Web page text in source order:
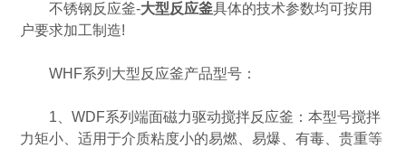
不锈钢反应釜-大型反应釜具体的技术参数均可按用
户要求加工制造!
WHF系列大型反应釜产品型号：
1、WDF系列端面磁力驱动搅拌反应釜：本型号搅拌
力矩小、适用于介质粘度小的易燃、易爆、有毒、贵重等